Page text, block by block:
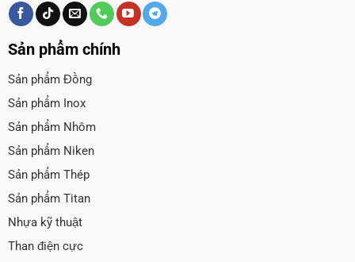
Sản phẩm chính
Sản phẩm Đồng
Sản phẩm Inox
Sản phẩm Nhôm
Sản phẩm Niken
Sản phẩm Thép
Sản phẩm Titan
Nhựa kỹ thuật
Than điện cực